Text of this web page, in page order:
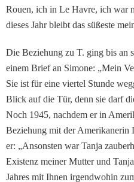
Rouen, ich in Le Havre, ich war
die­ses Jahr bleibt das süßeste
Die Beziehung zu T. ging bis an
einem Brief an Si­mone: „Mein
Sie ist für eine viertel Stunde
Blick auf die Tür, denn sie darf
Noch 1945, nachdem er in
Bezie­hung mit der Amerikanerin
er: „Ansonsten war Tanja
Existenz meiner Mutter und
Jahres mit Ihnen irgend­wohin